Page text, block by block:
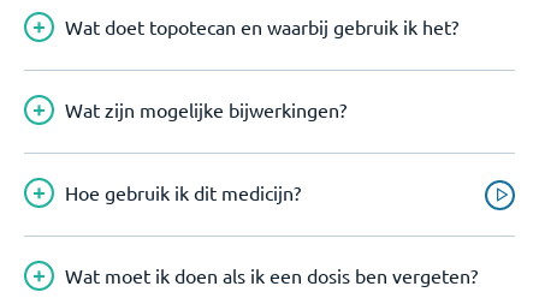
Wat doet topotecan en waarbij gebruik ik het?
Wat zijn mogelijke bijwerkingen?
Hoe gebruik ik dit medicijn?
Wat moet ik doen als ik een dosis ben vergeten?